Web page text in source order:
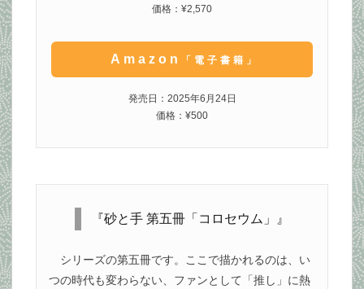
価格：¥2,570
Amazon 「電子書籍」
発売日：2025年6月24日
価格：¥500
『砂と手 第五冊「コロセウム」』
シリーズの第五冊です。ここで描かれるのは、い
つの時代も変わらない、ファンとして「推し」に熱